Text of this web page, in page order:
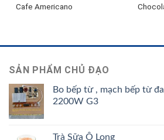
Cafe Americano
SẢN PHẨM CHỦ ĐẠO
Bo bếp từ , mạch bếp từ
2200W G3
Trà Sữa Ô Long